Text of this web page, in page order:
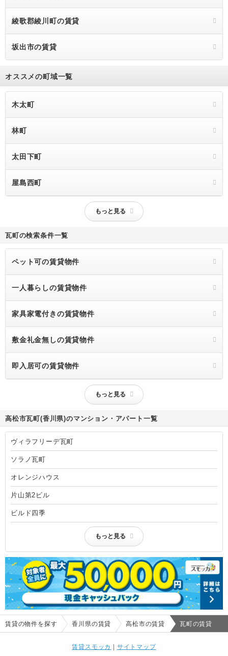
綾歌郡綾川町の賃貸
坂出市の賃貸
オススメの町域一覧
木太町
林町
太田下町
屋島西町
もっと見る
瓦町の検索条件一覧
ペット可の賃貸物件
一人暮らしの賃貸物件
家具家電付きの賃貸物件
敷金礼金無しの賃貸物件
即入居可の賃貸物件
もっと見る
高松市瓦町(香川県)のマンション・アパート一覧
ヴィラフリーデ瓦町
ソラノ瓦町
オレンジハウス
片山第2ビル
ビルド四季
もっと見る
賃貸の物件を探す 香川県の賃貸 高松市の賃貸 瓦町の賃貸
賃貸スモッカ | サイトマップ